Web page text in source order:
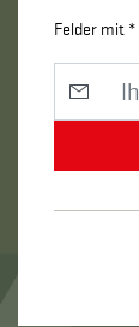
Felder mit *